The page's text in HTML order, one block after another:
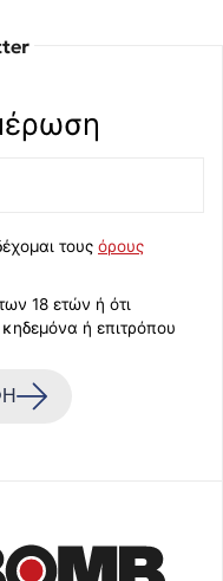
τους όρους
18 ετών ή ότι
ή επιτρόπου